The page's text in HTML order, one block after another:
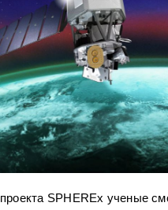
SPHEREx ученые